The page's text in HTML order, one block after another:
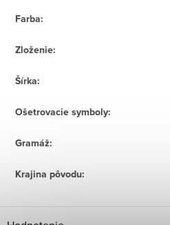
Farba:
Zloženie:
Šírka:
Ošetrovacie symboly:
Gramáž:
Krajina pôvodu: